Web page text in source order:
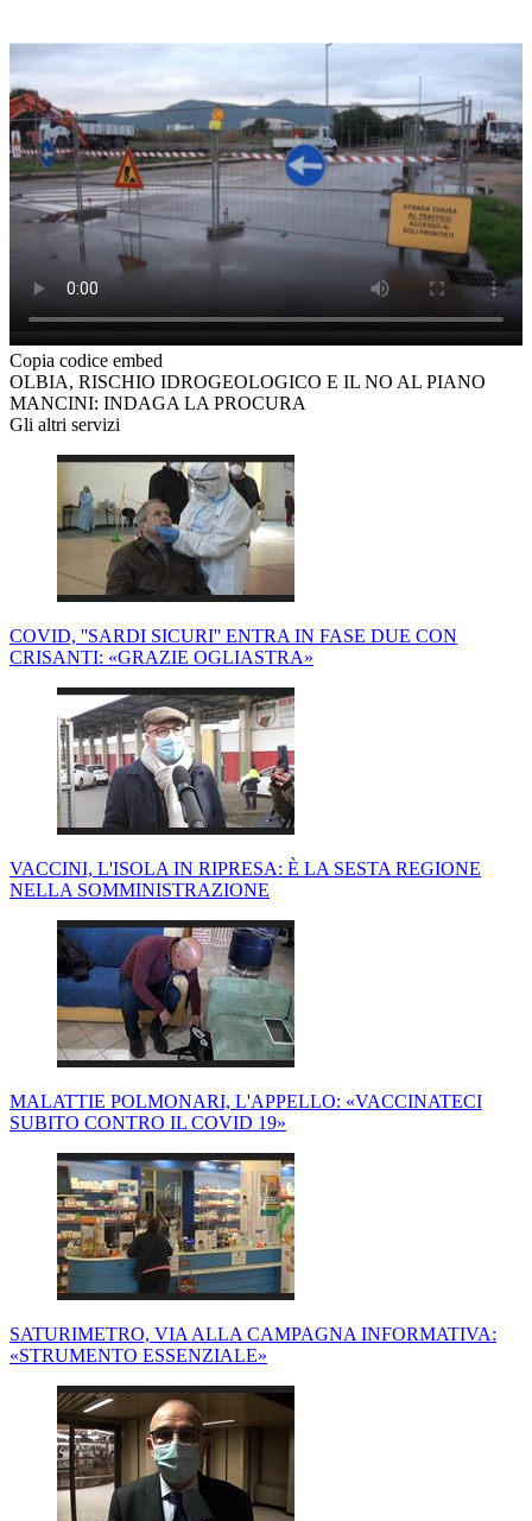
Copia codice embed
OLBIA, RISCHIO IDROGEOLOGICO E IL NO AL PIANO
MANCINI: INDAGA LA PROCURA
Gli altri servizi
COVID, ''SARDI SICURI'' ENTRA IN FASE DUE CON
CRISANTI: «GRAZIE OGLIASTRA»
VACCINI, L'ISOLA IN RIPRESA: È LA SESTA REGIONE
NELLA SOMMINISTRAZIONE
MALATTIE POLMONARI, L'APPELLO: «VACCINATECI
SUBITO CONTRO IL COVID 19»
SATURIMETRO, VIA ALLA CAMPAGNA INFORMATIVA:
«STRUMENTO ESSENZIALE»